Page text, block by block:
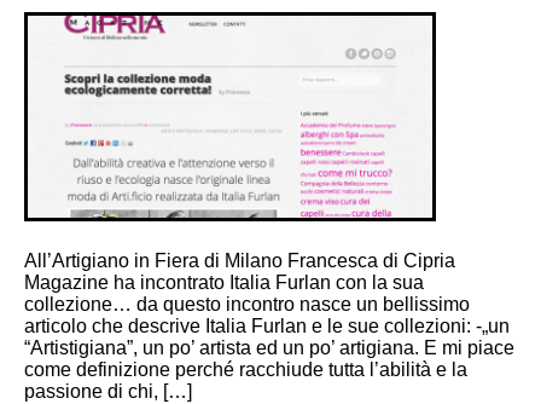
All’Artigiano in Fiera di Milano Francesca di Cipria
Magazine ha incontrato Italia Furlan con la sua
collezione… da questo incontro nasce un bellissimo
articolo che descrive Italia Furlan e le sue collezioni: -„un
“Artistigiana”, un po’ artista ed un po’ artigiana. E mi piace
come definizione perché racchiude tutta l’abilità e la
passione di chi, […]